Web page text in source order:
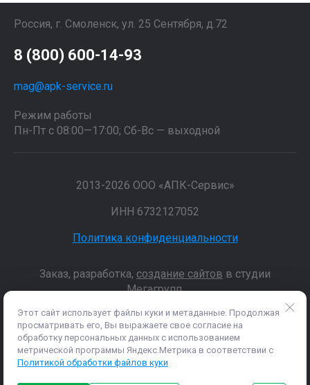
Россия, г. Смоленск, ул. 25 Сентября, д.72
8 (800) 600-14-93
mag@apk-service.ru
Режим работы
Пн-Пт с 08:00—17:00; Сб-Вс — выходной
2013-2026 ООО «АПК-Сервис»
ИНН 6732127052
Политика конфиденциальности
Заказ, разработка, создание сайтов в студии
Мегагрупп.
Данные о товарах и услугах, включая цены и технические
характеристики, представленные на сайте, не являются
публичной офертой, определяемой положениями Статьи 437 (2)
ГК РФ, а носят исключительно информационный характер. Для
получения точной информации о наличии и стоимости товара,
Этот сайт использует файлы куки и метаданные. Продолжая
просматривать его, Вы выражаете свое согласие на
обработку персональных данных с использованием
метрической программы Яндекс.Метрика в соответствии с
Политикой обработки файлов куки